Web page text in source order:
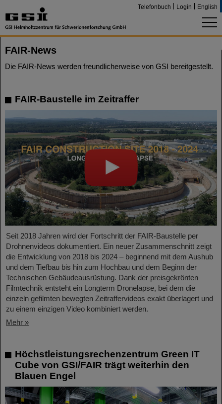
Telefonbuch Login English
FAIR-News
Die FAIR-News werden freundlicherweise von GSI bereitgestellt.
FAIR-Baustelle im Zeitraffer
Seit 2018 Jahren wird der Fortschritt der FAIR-Baustelle per
Drohnenvideos dokumentiert. Ein neuer Zusammenschnitt zeigt
die Entwicklung von 2018 bis 2024 – beginnend mit dem Aushub
und dem Tiefbau bis hin zum Hochbau und dem Beginn der
Technischen Gebäudeausrüstung. Dank der preisgekrönten
Filmtechnik entsteht ein Longterm Dronelapse, bei dem die
einzeln gefilmten bewegten Zeitraffervideos exakt überlagert und
zu einem einzigen Video kombiniert werden.
Mehr »
Höchstleistungsrechenzentrum Green IT
Cube von GSI/FAIR trägt weiterhin den
Blauen Engel